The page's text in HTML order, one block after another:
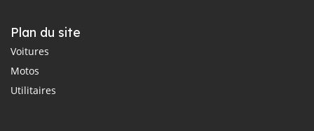
Plan du site
Voitures
Motos
Utilitaires